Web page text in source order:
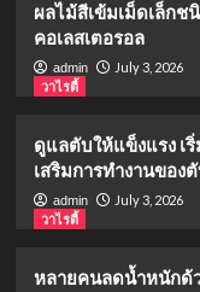
ผลไม้สีเข้มเม็ดเล็กช
คอเลสเตอรอล
admin
July 3, 2026
วาไรตี้
ดูแลตับให้แข็งแรง เ
เสริมการทำงานของ
admin
July 3, 2026
วาไรตี้
หลายคนลดน้ำหนักด้ว